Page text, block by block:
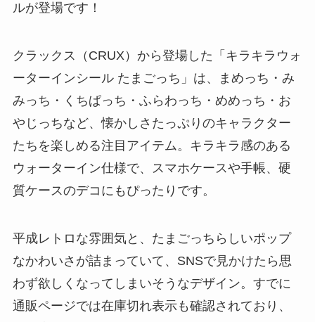
ルが登場です！
クラックス（CRUX）から登場した「キラキラウォ
ーターインシール たまごっち」は、まめっち・み
みっち・くちぱっち・ふらわっち・めめっち・お
やじっちなど、懐かしさたっぷりのキャラクター
たちを楽しめる注目アイテム。キラキラ感のある
ウォーターイン仕様で、スマホケースや手帳、硬
質ケースのデコにもぴったりです。
平成レトロな雰囲気と、たまごっちらしいポップ
なかわいさが詰まっていて、SNSで見かけたら思
わず欲しくなってしまいそうなデザイン。すでに
通販ページでは在庫切れ表示も確認されており、